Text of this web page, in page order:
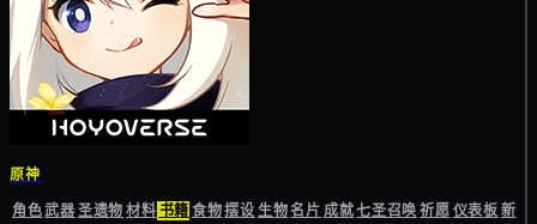
原神
角色武器圣遗物材料书籍食物摆设生物名片成就七圣召唤祈愿仪表板新